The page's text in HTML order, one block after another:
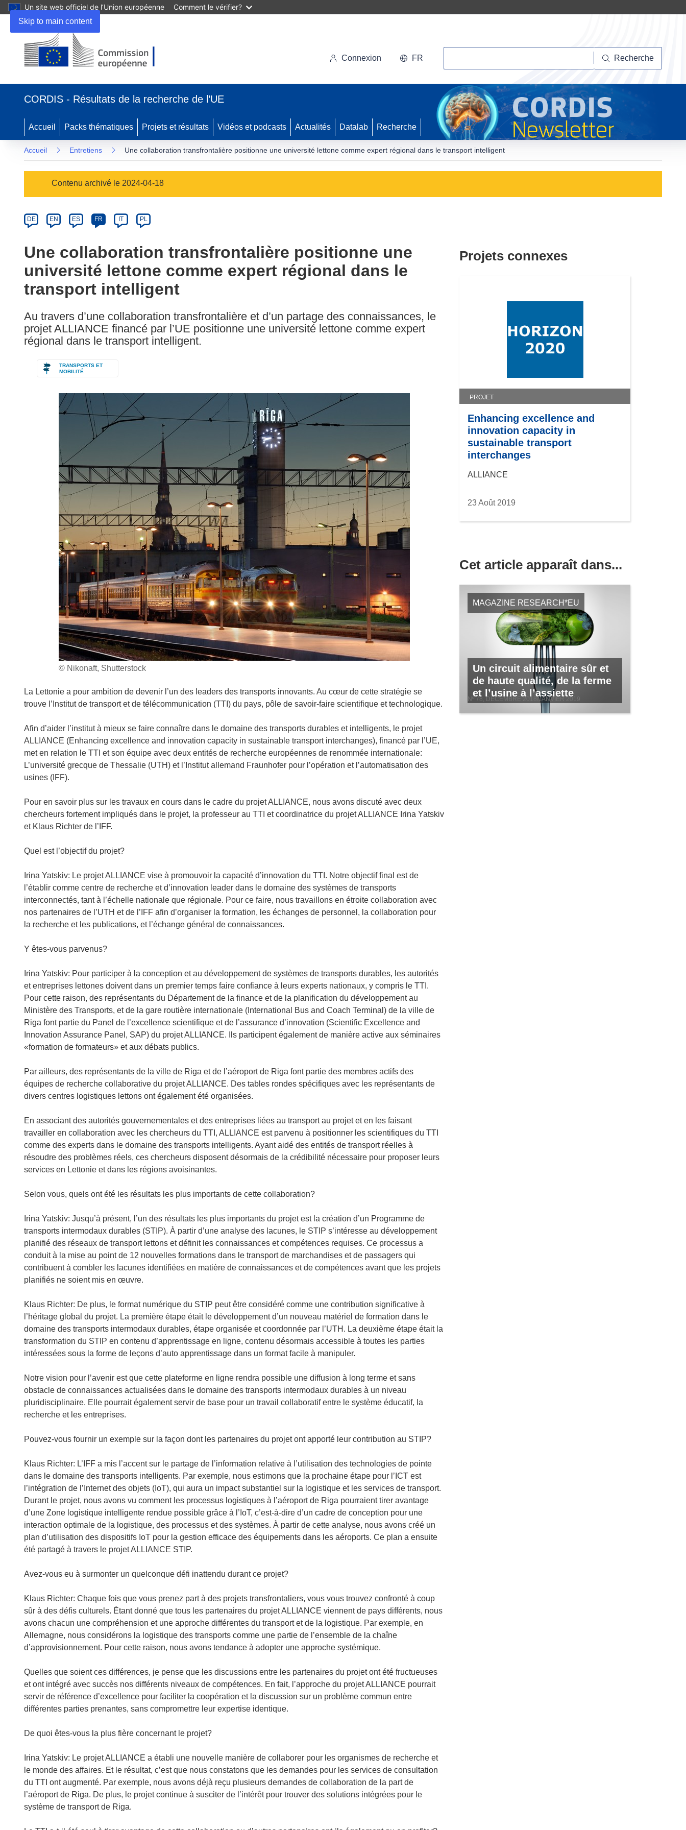
Skip to main content
Un site web officiel de l’Union européenne Comment le vérifier?
une
fenêtre)
Connexion FR Recherche
CORDIS - Résultats de la recherche de l’UE
Accueil Packs thématiques Projets et résultats Vidéos et podcasts Actualités Datalab Recherche
Accueil Entretiens Une collaboration transfrontalière positionne une université lettone comme expert régional dans le transport intelligent
Category
Contenu archivé le 2024-04-18
Article
available
the
following
languages:
DE EN ES FR IT PL
Une collaboration transfrontalière positionne une
université lettone comme expert régional dans le
transport intelligent
Au travers d’une collaboration transfrontalière et d’un partage des connaissances, le
projet ALLIANCE financé par l’UE positionne une université lettone comme expert
régional dans le transport intelligent.
TRANSPORTS ET
MOBILITÉ
© Nikonaft, Shutterstock
La Lettonie a pour ambition de devenir l’un des leaders des transports innovants. Au cœur de cette stratégie se
trouve l’Institut de transport et de télécommunication (TTI) du pays, pôle de savoir‑faire scientifique et technologique.
Afin d’aider l’institut à mieux se faire connaître dans le domaine des transports durables et intelligents, le projet
ALLIANCE (Enhancing excellence and innovation capacity in sustainable transport interchanges), financé par l’UE,
met en relation le TTI et son équipe avec deux entités de recherche européennes de renommée internationale:
L’université grecque de Thessalie (UTH) et l’Institut allemand Fraunhofer pour l’opération et l’automatisation des
usines (IFF).
Pour en savoir plus sur les travaux en cours dans le cadre du projet ALLIANCE, nous avons discuté avec deux
chercheurs fortement impliqués dans le projet, la professeur au TTI et coordinatrice du projet ALLIANCE Irina Yatskiv
et Klaus Richter de l’IFF.
Quel est l’objectif du projet?
Irina Yatskiv: Le projet ALLIANCE vise à promouvoir la capacité d’innovation du TTI. Notre objectif final est de
l’établir comme centre de recherche et d’innovation leader dans le domaine des systèmes de transports
interconnectés, tant à l’échelle nationale que régionale. Pour ce faire, nous travaillons en étroite collaboration avec
nos partenaires de l’UTH et de l’IFF afin d’organiser la formation, les échanges de personnel, la collaboration pour
la recherche et les publications, et l’échange général de connaissances.
Y êtes‑vous parvenus?
Irina Yatskiv: Pour participer à la conception et au développement de systèmes de transports durables, les autorités
et entreprises lettones doivent dans un premier temps faire confiance à leurs experts nationaux, y compris le TTI.
Pour cette raison, des représentants du Département de la finance et de la planification du développement au
Ministère des Transports, et de la gare routière internationale (International Bus and Coach Terminal) de la ville de
Riga font partie du Panel de l’excellence scientifique et de l’assurance d’innovation (Scientific Excellence and
Innovation Assurance Panel, SAP) du projet ALLIANCE. Ils participent également de manière active aux séminaires
«formation de formateurs» et aux débats publics.
Par ailleurs, des représentants de la ville de Riga et de l’aéroport de Riga font partie des membres actifs des
équipes de recherche collaborative du projet ALLIANCE. Des tables rondes spécifiques avec les représentants de
divers centres logistiques lettons ont également été organisées.
En associant des autorités gouvernementales et des entreprises liées au transport au projet et en les faisant
travailler en collaboration avec les chercheurs du TTI, ALLIANCE est parvenu à positionner les scientifiques du TTI
comme des experts dans le domaine des transports intelligents. Ayant aidé des entités de transport réelles à
résoudre des problèmes réels, ces chercheurs disposent désormais de la crédibilité nécessaire pour proposer leurs
services en Lettonie et dans les régions avoisinantes.
Selon vous, quels ont été les résultats les plus importants de cette collaboration?
Irina Yatskiv: Jusqu’à présent, l’un des résultats les plus importants du projet est la création d’un Programme de
transports intermodaux durables (STIP). À partir d’une analyse des lacunes, le STIP s’intéresse au développement
planifié des réseaux de transport lettons et définit les connaissances et compétences requises. Ce processus a
conduit à la mise au point de 12 nouvelles formations dans le transport de marchandises et de passagers qui
contribuent à combler les lacunes identifiées en matière de connaissances et de compétences avant que les projets
planifiés ne soient mis en œuvre.
Klaus Richter: De plus, le format numérique du STIP peut être considéré comme une contribution significative à
l’héritage global du projet. La première étape était le développement d’un nouveau matériel de formation dans le
domaine des transports intermodaux durables, étape organisée et coordonnée par l’UTH. La deuxième étape était la
transformation du STIP en contenu d’apprentissage en ligne, contenu désormais accessible à toutes les parties
intéressées sous la forme de leçons d’auto apprentissage dans un format facile à manipuler.
Notre vision pour l’avenir est que cette plateforme en ligne rendra possible une diffusion à long terme et sans
obstacle de connaissances actualisées dans le domaine des transports intermodaux durables à un niveau
pluridisciplinaire. Elle pourrait également servir de base pour un travail collaboratif entre le système éducatif, la
recherche et les entreprises.
Pouvez‑vous fournir un exemple sur la façon dont les partenaires du projet ont apporté leur contribution au STIP?
Klaus Richter: L’IFF a mis l’accent sur le partage de l’information relative à l’utilisation des technologies de pointe
dans le domaine des transports intelligents. Par exemple, nous estimons que la prochaine étape pour l’ICT est
l’intégration de l’Internet des objets (IoT), qui aura un impact substantiel sur la logistique et les services de transport.
Durant le projet, nous avons vu comment les processus logistiques à l’aéroport de Riga pourraient tirer avantage
d’une Zone logistique intelligente rendue possible grâce à l’IoT, c’est‑à‑dire d’un cadre de conception pour une
interaction optimale de la logistique, des processus et des systèmes. À partir de cette analyse, nous avons créé un
plan d’utilisation des dispositifs IoT pour la gestion efficace des équipements dans les aéroports. Ce plan a ensuite
été partagé à travers le projet ALLIANCE STIP.
Avez‑vous eu à surmonter un quelconque défi inattendu durant ce projet?
Klaus Richter: Chaque fois que vous prenez part à des projets transfrontaliers, vous vous trouvez confronté à coup
sûr à des défis culturels. Étant donné que tous les partenaires du projet ALLIANCE viennent de pays différents, nous
avons chacun une compréhension et une approche différentes du transport et de la logistique. Par exemple, en
Allemagne, nous considérons la logistique des transports comme une partie de l’ensemble de la chaîne
d’approvisionnement. Pour cette raison, nous avons tendance à adopter une approche systémique.
Quelles que soient ces différences, je pense que les discussions entre les partenaires du projet ont été fructueuses
et ont intégré avec succès nos différents niveaux de compétences. En fait, l’approche du projet ALLIANCE pourrait
servir de référence d’excellence pour faciliter la coopération et la discussion sur un problème commun entre
différentes parties prenantes, sans compromettre leur expertise identique.
De quoi êtes‑vous la plus fière concernant le projet?
Irina Yatskiv: Le projet ALLIANCE a établi une nouvelle manière de collaborer pour les organismes de recherche et
le monde des affaires. Et le résultat, c’est que nous constatons que les demandes pour les services de consultation
du TTI ont augmenté. Par exemple, nous avons déjà reçu plusieurs demandes de collaboration de la part de
l’aéroport de Riga. De plus, le projet continue à susciter de l’intérêt pour trouver des solutions intégrées pour le
système de transport de Riga.
Projets connexes
PROJET
Enhancing excellence and
innovation capacity in
sustainable transport
interchanges
ALLIANCE
23 Août 2019
Cet article apparaît dans...
MAGAZINE RESEARCH*EU
Un circuit alimentaire sûr et
de haute qualité, de la ferme
et l’usine à l’assiette
Nº 78, DECEMBRE 2018/JANVIER 2019